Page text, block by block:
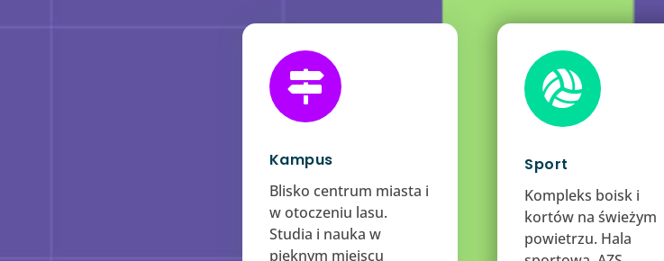

Kampus
​Blisko centrum miasta i
w otoczeniu lasu.
Studia i nauka w
pięknym miejscu

Sport
Kompleks boisk i
kortów na świeżym
powietrzu. Hala